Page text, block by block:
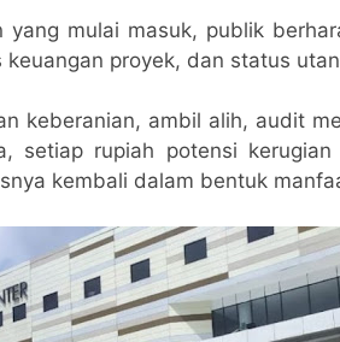
yang mulai masuk, publik
keuangan proyek, dan status
keberanian, ambil alih, audit
setiap rupiah potensi
kembali dalam bentuk